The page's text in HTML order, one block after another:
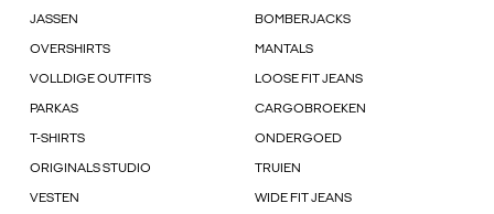
JASSEN BOMBERJACKS
OVERSHIRTS MANTALS
VOLLDIGE OUTFITS LOOSE FIT JEANS
PARKAS CARGOBROEKEN
T-SHIRTS ONDERGOED
ORIGINALS STUDIO TRUIEN
VESTEN WIDE FIT JEANS